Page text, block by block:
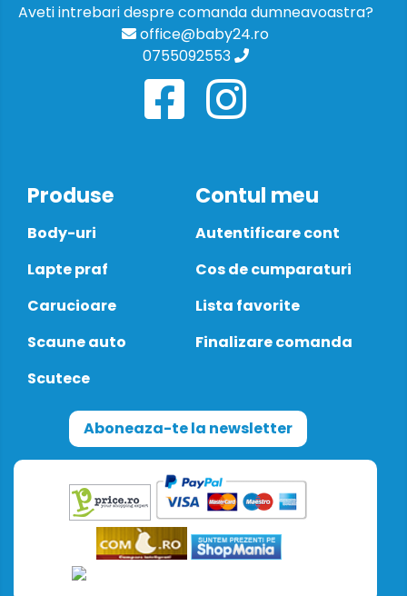
Aveti intrebari despre comanda dumneavoastra?
office@baby24.ro
0755092553
Produse
Body-uri
Lapte praf
Carucioare
Scaune auto
Scutece
Contul meu
Autentificare cont
Cos de cumparaturi
Lista favorite
Finalizare comanda
Aboneaza-te la newsletter